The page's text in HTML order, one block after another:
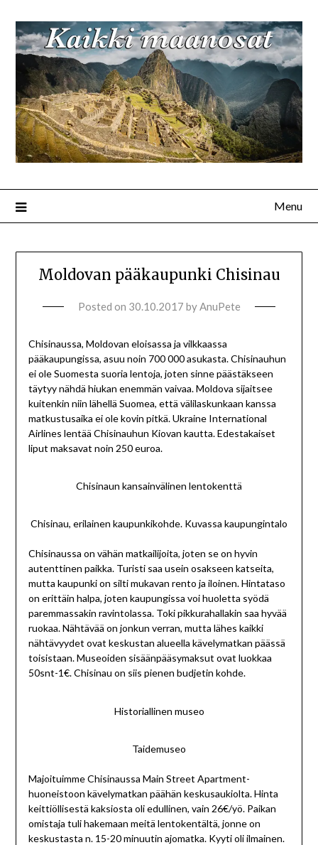
Menu
Moldovan pääkaupunki Chisinau
Posted on 30.10.2017 byAnuPete
Chisinaussa, Moldovan eloisassa ja vilkkaassa
pääkaupungissa, asuu noin 700 000 asukasta. Chisinauhun
ei ole Suomesta suoria lentoja, joten sinne päästäkseen
täytyy nähdä hiukan enemmän vaivaa. Moldova sijaitsee
kuitenkin niin lähellä Suomea, että välilaskunkaan kanssa
matkustusaika ei ole kovin pitkä. Ukraine International
Airlines lentää Chisinauhun Kiovan kautta. Edestakaiset
liput maksavat noin 250 euroa.
Chisinaun kansainvälinen lentokenttä
Chisinau, erilainen kaupunkikohde. Kuvassa kaupungintalo
Chisinaussa on vähän matkailijoita, joten se on hyvin
autenttinen paikka. Turisti saa usein osakseen katseita,
mutta kaupunki on silti mukavan rento ja iloinen. Hintataso
on erittäin halpa, joten kaupungissa voi huoletta syödä
paremmassakin ravintolassa. Toki pikkurahallakin saa hyvää
ruokaa. Nähtävää on jonkun verran, mutta lähes kaikki
nähtävyydet ovat keskustan alueella kävelymatkan päässä
toisistaan. Museoiden sisäänpääsymaksut ovat luokkaa
50snt-1€. Chisinau on siis pienen budjetin kohde.
Historiallinen museo
Taidemuseo
Majoituimme Chisinaussa Main Street Apartment-
huoneistoon kävelymatkan päähän keskusaukiolta. Hinta
keittiöllisestä kaksiosta oli edullinen, vain 26€/yö. Paikan
omistaja tuli hakemaan meitä lentokentältä, jonne on
keskustasta n. 15-20 minuutin ajomatka. Kyyti oli ilmainen.